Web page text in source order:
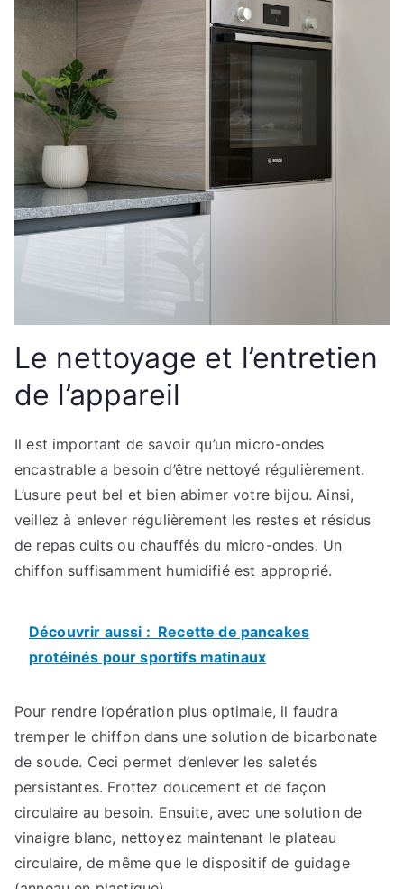
Le nettoyage et l’entretien
de l’appareil
Il est important de savoir qu’un micro-ondes
encastrable a besoin d’être nettoyé régulièrement.
L’usure peut bel et bien abimer votre bijou. Ainsi,
veillez à enlever régulièrement les restes et résidus
de repas cuits ou chauffés du micro-ondes. Un
chiffon suffisamment humidifié est approprié.
Découvrir aussi : Recette de pancakes
protéinés pour sportifs matinaux
Pour rendre l’opération plus optimale, il faudra
tremper le chiffon dans une solution de bicarbonate
de soude. Ceci permet d’enlever les saletés
persistantes. Frottez doucement et de façon
circulaire au besoin. Ensuite, avec une solution de
vinaigre blanc, nettoyez maintenant le plateau
circulaire, de même que le dispositif de guidage